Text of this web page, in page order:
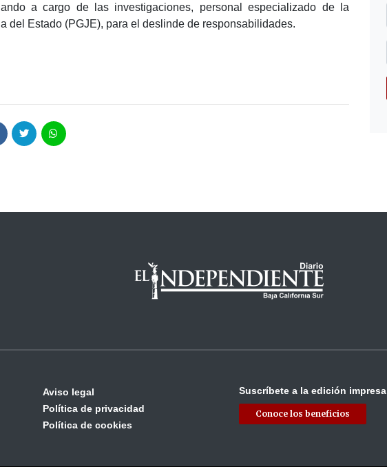
a cargo de las investigaciones, personal especializado de la
del Estado (PGJE), para el deslinde de responsabilidades.
Aviso legal
Política de privacidad
Política de cookies
Suscríbete a la edición impresa
Conoce los beneficios